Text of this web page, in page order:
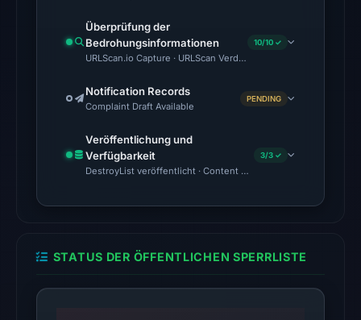
Google
Safe
flagged
the
domain
on
Feb
20:32
AlienVault
Überprüfung der
Bedrohungsinformationen
URLScan.io Capture · URLScan Verdict · Cloudflare Radar
10/10 ✓
Notification Records
Complaint Draft Available
PENDING
Veröffentlichung und
Verfügbarkeit
DestroyList veröffentlicht · Content Observed Unavailable ·
3/3 ✓
STATUS DER ÖFFENTLICHEN SPERRLISTE